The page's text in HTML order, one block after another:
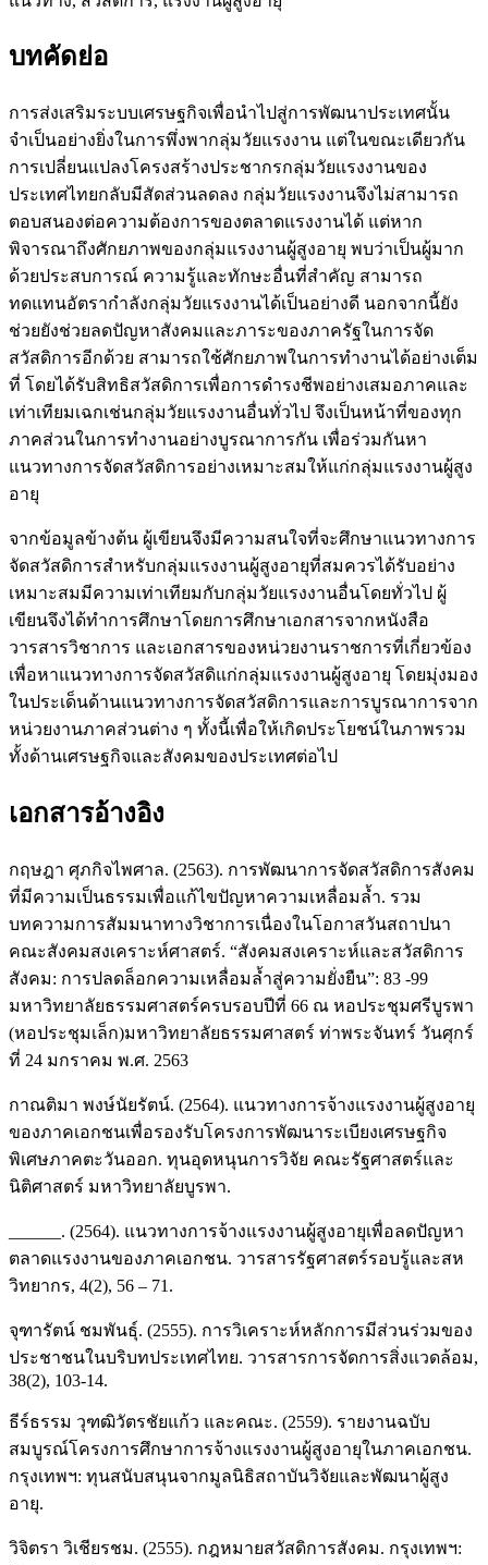
บทคัดย่อ
การส่งเสริมระบบเศรษฐกิจเพื่อนำไปสู่การพัฒนาประเทศนั้น
จำเป็นอย่างยิ่งในการพึ่งพากลุ่มวัยแรงงาน แต่ในขณะเดียวกัน
การเปลี่ยนแปลงโครงสร้างประชากรกลุ่มวัยแรงงานของ
ประเทศไทยกลับมีสัดส่วนลดลง กลุ่มวัยแรงงานจึงไม่สามารถ
ตอบสนองต่อความต้องการของตลาดแรงงานได้ แต่หาก
พิจารณาถึงศักยภาพของกลุ่มแรงงานผู้สูงอายุ พบว่าเป็นผู้มาก
ด้วยประสบการณ์ ความรู้และทักษะอื่นที่สำคัญ สามารถ
ทดแทนอัตรากำลังกลุ่มวัยแรงงานได้เป็นอย่างดี นอกจากนี้ยัง
ช่วยยังช่วยลดปัญหาสังคมและภาระของภาครัฐในการจัด
สวัสดิการอีกด้วย สามารถใช้ศักยภาพในการทำงานได้อย่างเต็ม
ที่ โดยได้รับสิทธิสวัสดิการเพื่อการดำรงชีพอย่างเสมอภาคและ
เท่าเทียมเฉกเช่นกลุ่มวัยแรงงานอื่นทั่วไป จึงเป็นหน้าที่ของทุก
ภาคส่วนในการทำงานอย่างบูรณาการกัน เพื่อร่วมกันหา
แนวทางการจัดสวัสดิการอย่างเหมาะสมให้แก่กลุ่มแรงงานผู้สูง
อายุ
จากข้อมูลข้างต้น ผู้เขียนจึงมีความสนใจที่จะศึกษาแนวทางการ
จัดสวัสดิการสำหรับกลุ่มแรงงานผู้สูงอายุที่สมควรได้รับอย่าง
เหมาะสมมีความเท่าเทียมกับกลุ่มวัยแรงงานอื่นโดยทั่วไป ผู้
เขียนจึงได้ทำการศึกษาโดยการศึกษาเอกสารจากหนังสือ
วารสารวิชาการ และเอกสารของหน่วยงานราชการที่เกี่ยวข้อง
เพื่อหาแนวทางการจัดสวัสดิแก่กลุ่มแรงงานผู้สูงอายุ โดยมุ่งมอง
ในประเด็นด้านแนวทางการจัดสวัสดิการและการบูรณาการจาก
หน่วยงานภาคส่วนต่าง ๆ ทั้งนี้เพื่อให้เกิดประโยชน์ในภาพรวม
ทั้งด้านเศรษฐกิจและสังคมของประเทศต่อไป
เอกสารอ้างอิง
กฤษฎา ศุภกิจไพศาล. (2563). การพัฒนาการจัดสวัสดิการสังคม
ที่มีความเป็นธรรมเพื่อแก้ไขปัญหาความเหลื่อมล้ำ. รวม
บทความการสัมมนาทางวิชาการเนื่องในโอกาสวันสถาปนา
คณะสังคมสงเคราะห์ศาสตร์. “สังคมสงเคราะห์และสวัสดิการ
สังคม: การปลดล็อกความเหลื่อมล้ำสู่ความยั่งยืน”: 83 -99
มหาวิทยาลัยธรรมศาสตร์ครบรอบปีที่ 66 ณ หอประชุมศรีบูรพา
(หอประชุมเล็ก)มหาวิทยาลัยธรรมศาสตร์ ท่าพระจันทร์ วันศุกร์
ที่ 24 มกราคม พ.ศ. 2563
กาณติมา พงษ์นัยรัตน์. (2564). แนวทางการจ้างแรงงานผู้สูงอายุ
ของภาคเอกชนเพื่อรองรับโครงการพัฒนาระเบียงเศรษฐกิจ
พิเศษภาคตะวันออก. ทุนอุดหนุนการวิจัย คณะรัฐศาสตร์และ
นิติศาสตร์ มหาวิทยาลัยบูรพา.
______. (2564). แนวทางการจ้างแรงงานผู้สูงอายุเพื่อลดปัญหา
ตลาดแรงงานของภาคเอกชน. วารสารรัฐศาสตร์รอบรู้และสห
วิทยากร, 4(2), 56 – 71.
จุฑารัตน์ ชมพันธุ์. (2555). การวิเคราะห์หลักการมีส่วนร่วมของ
ประชาชนในบริบทประเทศไทย. วารสารการจัดการสิ่งแวดล้อม,
38(2), 103-14.
ธีร์ธรรม วุฑฒิวัตรชัยแก้ว และคณะ. (2559). รายงานฉบับ
สมบูรณ์โครงการศึกษาการจ้างแรงงานผู้สูงอายุในภาคเอกชน.
กรุงเทพฯ: ทุนสนับสนุนจากมูลนิธิสถาบันวิจัยและพัฒนาผู้สูง
อายุ.
วิจิตรา วิเชียรชม. (2555). กฎหมายสวัสดิการสังคม. กรุงเทพฯ: